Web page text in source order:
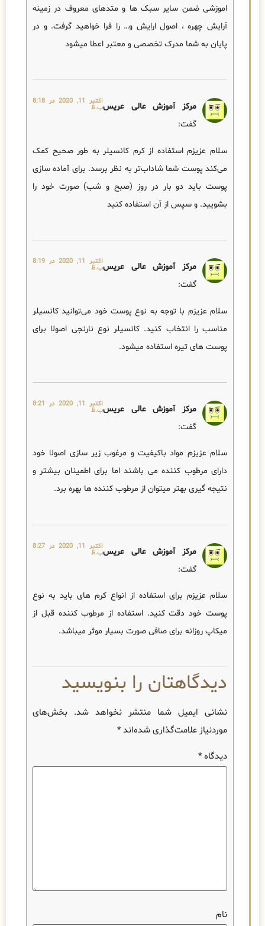
اموزشی ضمن سایر سبک ها و متدهای معروف در زمینه
آرایش چهره ، اصول ارایش و… را فرا خواهید گرفت. و در
پایان به شما مدرک تخصصی و معتبر اعطا میشود
مرکز آموزش عالی عریس
گفت:
اکتبر 11, 2020 در 8:18
ب.ظ
سلام عزیزم استفاده از کرم کانسیلر به طور صحیح کمک
می‌کند پوست شما شاداب‌تر به نظر برسد. برای آماده سازی
پوست باید دو بار در روز (صبح و شب) صورت خود را
بشویید. و سپس از آن استفاده کنید
مرکز آموزش عالی عریس
گفت:
اکتبر 11, 2020 در 8:19
ب.ظ
سلام عزیزم با توجه به نوع پوست خود می‌توانید کانسیلر
مناسب را انتخاب کنید. کانسیلر نوع نارنجی اصولا برای
پوست های تیره استفاده میشود.
مرکز آموزش عالی عریس
گفت:
اکتبر 11, 2020 در 8:21
ب.ظ
سلام عزیزم مواد باکیفیت و مرغوب زیر سازی اصولا خود
دارای مرطوب کننده می باشند اما برای اطمینان بیشتر و
نتیجه گیری بهتر میتوان از مرطوب کننده ها بهره برد.
مرکز آموزش عالی عریس
گفت:
اکتبر 11, 2020 در 8:27
ب.ظ
سلام عزیزم برای استفاده از انواع کرم های باید به نوع
پوست خود دقت کنید. استفاده از مرطوب کننده قبل از
میکاپ روزانه برای صافی صورت بسیار موثر میباشد.
دیدگاهتان را بنویسید
نشانی ایمیل شما منتشر نخواهد شد. بخش‌های
موردنیاز علامت‌گذاری شده‌اند*
دیدگاه*
نام